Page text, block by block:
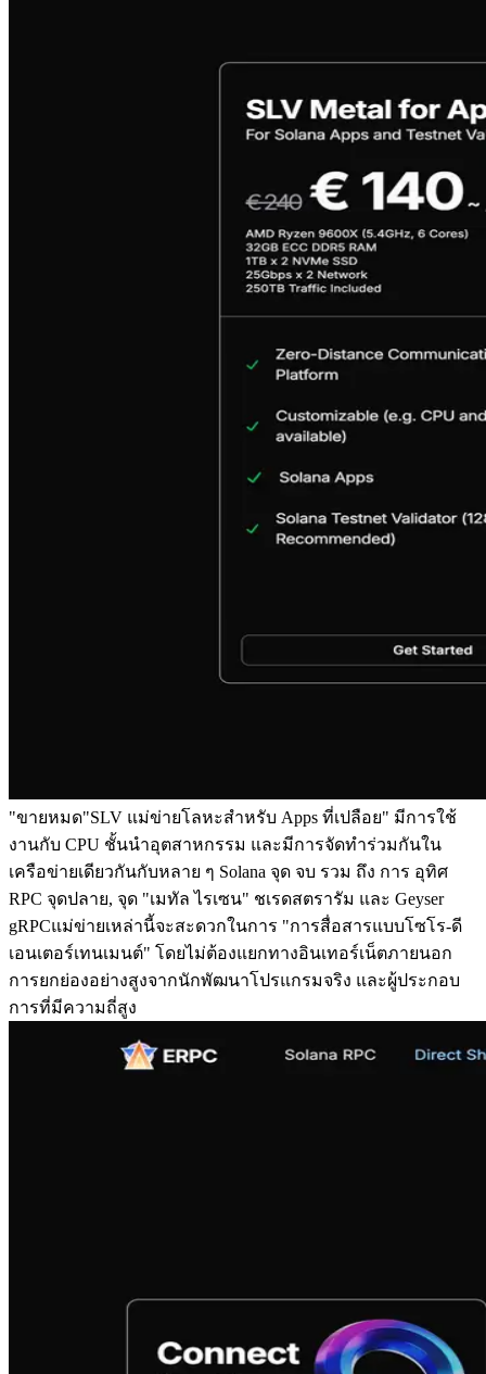
"ขายหมด"SLV แม่ข่ายโลหะสําหรับ Apps ที่เปลือย" มีการใช้
งานกับ CPU ชั้นนําอุตสาหกรรม และมีการจัดทําร่วมกันใน
เครือข่ายเดียวกันกับหลาย ๆ Solana จุด จบ รวม ถึง การ อุทิศ
RPC จุดปลาย, จุด "เมทัล ไรเซน" ชเรดสตรารัม และ Geyser
gRPCแม่ข่ายเหล่านี้จะสะดวกในการ "การสื่อสารแบบโซโร-ดี
เอนเตอร์เทนเมนต์" โดยไม่ต้องแยกทางอินเทอร์เน็ตภายนอก
การยกย่องอย่างสูงจากนักพัฒนาโปรแกรมจริง และผู้ประกอบ
การที่มีความถี่สูง